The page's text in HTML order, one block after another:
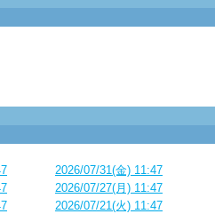
2026/07/31(金) 11:47
2026/07/27(月) 11:47
2026/07/21(火) 11:47